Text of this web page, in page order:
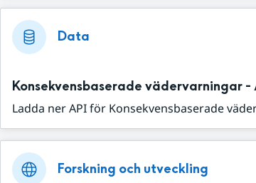
Data
Konsekvensbaserade vädervarningar -
Ladda ner API för Konsekvensbaserade
Forskning och utveckling